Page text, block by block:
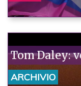
Tom Daley:
ARCHIVIO